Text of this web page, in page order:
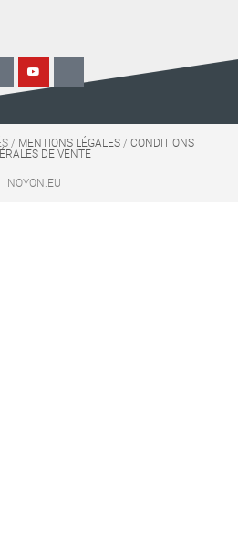
/ MENTIONS LÉGALES / CONDITIONS
DE VENTE
NOYON.EU